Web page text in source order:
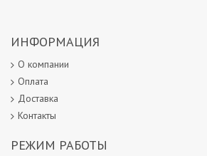
ИНФОРМАЦИЯ
О компании
Оплата
Доставка
Контакты
РЕЖИМ РАБОТЫ